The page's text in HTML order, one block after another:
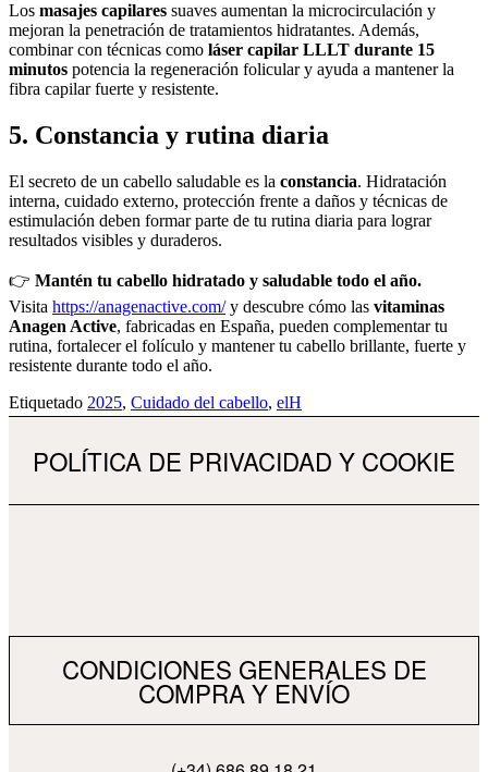
Los masajes capilares suaves aumentan la microcirculación y
mejoran la penetración de tratamientos hidratantes. Además,
combinar con técnicas como láser capilar LLLT durante 15
minutos potencia la regeneración folicular y ayuda a mantener la
fibra capilar fuerte y resistente.
5. Constancia y rutina diaria
El secreto de un cabello saludable es la constancia. Hidratación
interna, cuidado externo, protección frente a daños y técnicas de
estimulación deben formar parte de tu rutina diaria para lograr
resultados visibles y duraderos.
👉 Mantén tu cabello hidratado y saludable todo el año.
Visita https://anagenactive.com/y descubre cómo las vitaminas
Anagen Active, fabricadas en España, pueden complementar tu
rutina, fortalecer el folículo y mantener tu cabello brillante, fuerte y
resistente durante todo el año.
Etiquetado 2025, Cuidado del cabello, elH
POLÍTICA DE PRIVACIDAD Y COOKIE
CONDICIONES GENERALES DE
COMPRA Y ENVÍO